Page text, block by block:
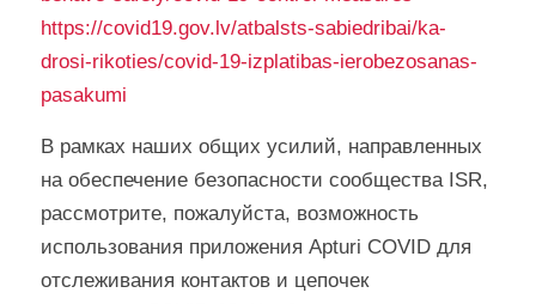
https://covid19.gov.lv/atbalsts-sabiedribai/ka-
drosi-rikoties/covid-19-izplatibas-ierobezosanas-
pasakumi
В рамках наших общих усилий, направленных
на обеспечение безопасности сообщества ISR,
рассмотрите, пожалуйста, возможность
использования приложения Apturi COVID для
отслеживания контактов и цепочек